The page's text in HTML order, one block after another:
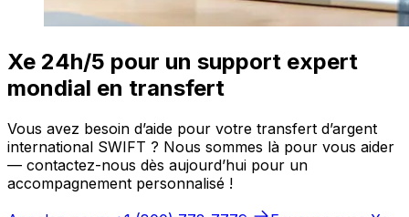
Xe 24h/5 pour un support expert
mondial en transfert
Vous avez besoin d’aide pour votre transfert d’argent
international SWIFT ? Nous sommes là pour vous aider
— contactez-nous dès aujourd’hui pour un
accompagnement personnalisé !